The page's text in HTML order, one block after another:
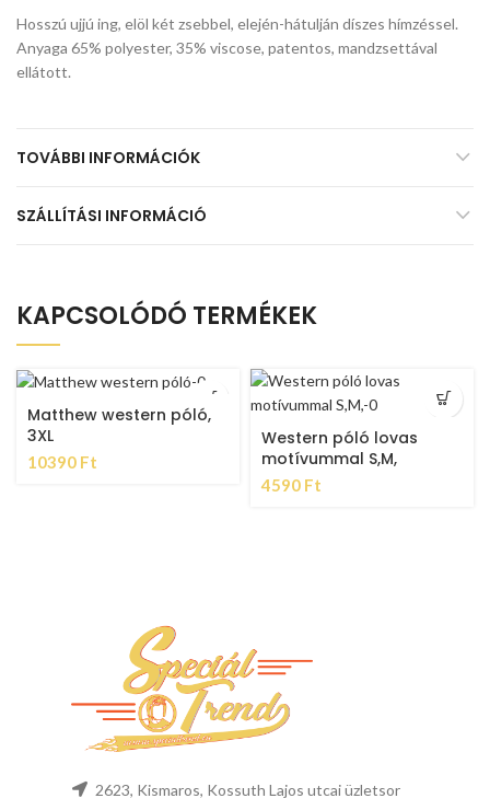
Hosszú ujjú ing, elöl két zsebbel, elején-hátulján díszes hímzéssel.
Anyaga 65% polyester, 35% viscose, patentos, mandzsettával
ellátott.
TOVÁBBI INFORMÁCIÓK
SZÁLLÍTÁSI INFORMÁCIÓ
KAPCSOLÓDÓ TERMÉKEK
Matthew western póló,
3XL
10390 Ft
Western póló lovas
motívummal S,M,
4590 Ft
2623, Kismaros, Kossuth Lajos utcai üzletsor